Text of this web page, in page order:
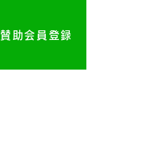
賛助会員登録